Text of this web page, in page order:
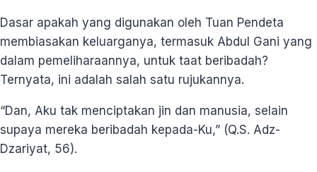
Dasar apakah yang digunakan oleh Tuan Pendeta
membiasakan keluarganya, termasuk Abdul Gani yang
dalam pemeliharaannya, untuk taat beribadah?
Ternyata, ini adalah salah satu rujukannya.
“Dan, Aku tak menciptakan jin dan manusia, selain
supaya mereka beribadah kepada-Ku,” (Q.S. Adz-
Dzariyat, 56).